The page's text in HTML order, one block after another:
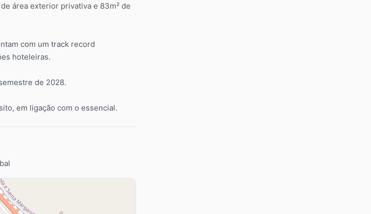
área exterior privativa e 83m² de
com um track record
hoteleiras.
de 2028.
em ligação com o essencial.